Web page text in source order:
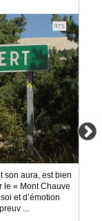
son aura, est bien
le « Mont Chauve
et d’émotion
...